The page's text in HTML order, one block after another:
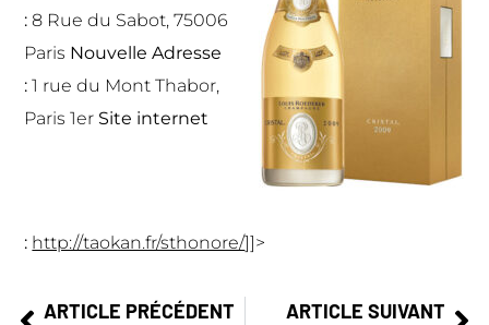
: 8 Rue du Sabot, 75006
Paris Nouvelle Adresse
: 1 rue du Mont Thabor,
Paris 1er Site internet
: http://taokan.fr/sthonore/]]>
ARTICLE PRÉCÉDENT ARTICLE SUIVANT